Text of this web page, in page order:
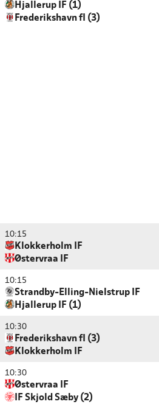
Hjallerup IF (1)
Frederikshavn fI (3)
10:15
Klokkerholm IF
Østervraa IF
10:15
Strandby-Elling-Nielstrup IF
Hjallerup IF (1)
10:30
Frederikshavn fI (3)
Klokkerholm IF
10:30
Østervraa IF
IF Skjold Sæby (2)